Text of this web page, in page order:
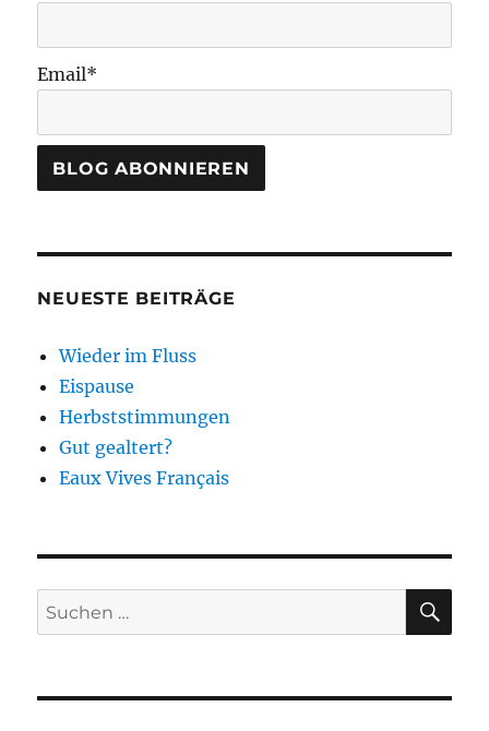
Email*
NEUESTE BEITRÄGE
Wieder im Fluss
Eispause
Herbststimmungen
Gut gealtert?
Eaux Vives Français
Suchen
nach: